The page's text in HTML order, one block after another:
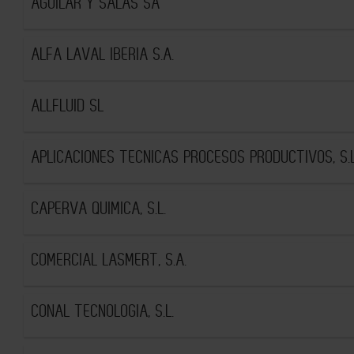
ALFA LAVAL IBERIA S.A.
ALLFLUID SL
APLICACIONES TECNICAS PROCESOS PRODUCTIVOS,
CAPERVA QUIMICA, S.L.
COMERCIAL LASMERT, S.A.
CONAL TECNOLOGIA, S.L.